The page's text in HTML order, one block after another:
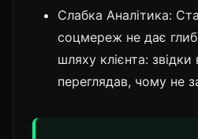
Слабка Аналітика:
соцмереж не дає
шляху клієнта:
переглядав, чому не